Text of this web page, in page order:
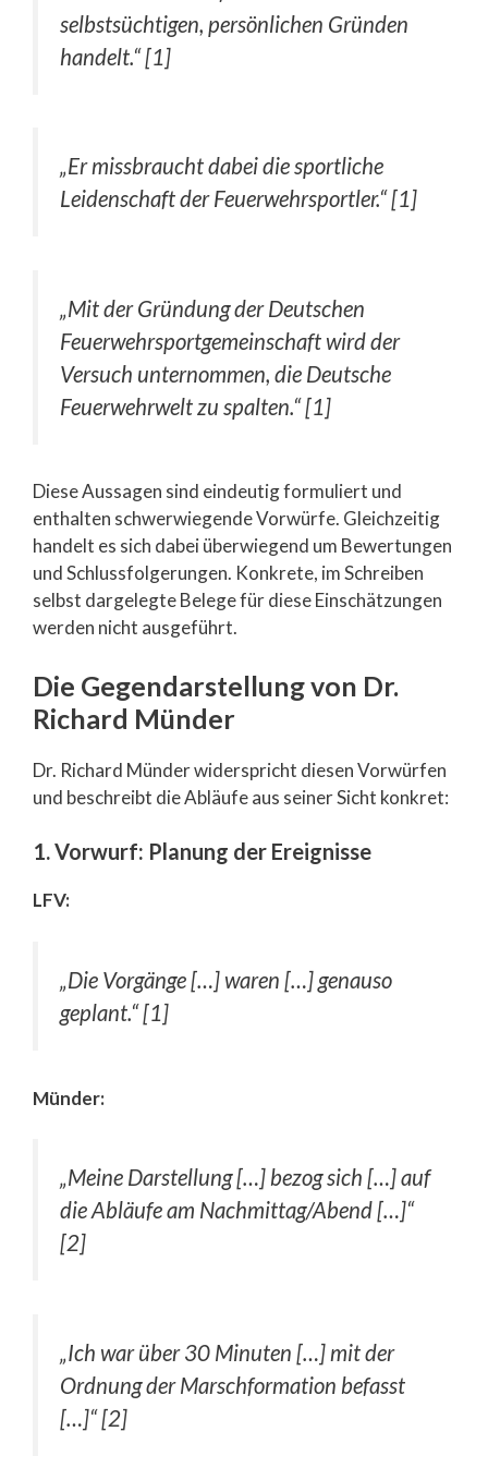
selbstsüchtigen, persönlichen Gründen
handelt.“ [1]
„Er missbraucht dabei die sportliche
Leidenschaft der Feuerwehrsportler.“ [1]
„Mit der Gründung der Deutschen
Feuerwehrsportgemeinschaft wird der
Versuch unternommen, die Deutsche
Feuerwehrwelt zu spalten.“ [1]
Diese Aussagen sind eindeutig formuliert und
enthalten schwerwiegende Vorwürfe. Gleichzeitig
handelt es sich dabei überwiegend um Bewertungen
und Schlussfolgerungen. Konkrete, im Schreiben
selbst dargelegte Belege für diese Einschätzungen
werden nicht ausgeführt.
Die Gegendarstellung von Dr.
Richard Münder
Dr. Richard Münder widerspricht diesen Vorwürfen
und beschreibt die Abläufe aus seiner Sicht konkret:
1. Vorwurf: Planung der Ereignisse
LFV:
„Die Vorgänge […] waren […] genauso
geplant.“ [1]
Münder:
„Meine Darstellung […] bezog sich […] auf
die Abläufe am Nachmittag/Abend […]“
[2]
„Ich war über 30 Minuten […] mit der
Ordnung der Marschformation befasst
[…]“ [2]